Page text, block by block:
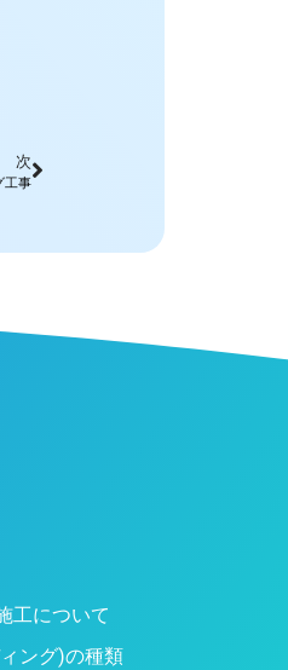
次
工事
工について
ング)の種類